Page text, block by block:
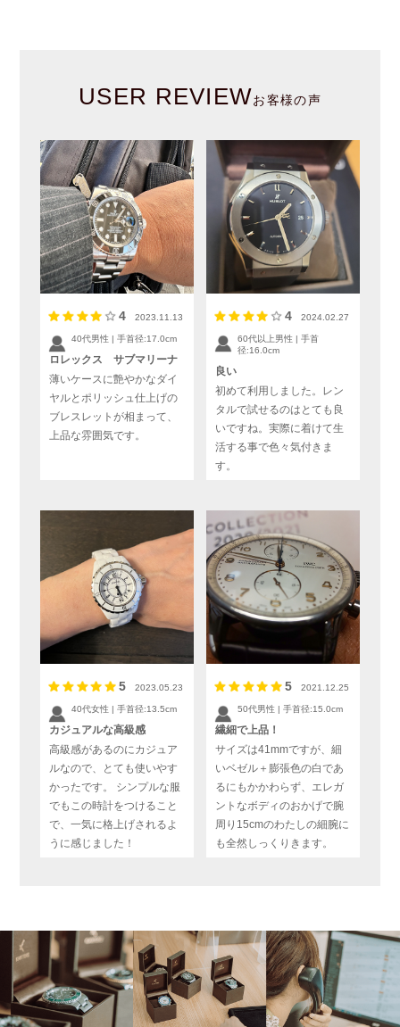
USER REVIEWお客様の声
4 2023.11.13
40代男性 | 手首径:17.0cm
ロレックス サブマリーナ
薄いケースに艶やかなダイ
ヤルとポリッシュ仕上げの
ブレスレットが相まって、
上品な雰囲気です。
4 2024.02.27
60代以上男性 | 手首
径:16.0cm
良い
初めて利用しました。レン
タルで試せるのはとても良
いですね。実際に着けて生
活する事で色々気付きま
す。
5 2023.05.23
40代女性 | 手首径:13.5cm
カジュアルな高級感
高級感があるのにカジュア
ルなので、とても使いやす
かったです。 シンプルな服
でもこの時計をつけること
で、一気に格上げされるよ
うに感じました！
5 2021.12.25
50代男性 | 手首径:15.0cm
繊細で上品！
サイズは41mmですが、細
いベゼル＋膨張色の白であ
るにもかかわらず、エレガ
ントなボディのおかげで腕
周り15cmのわたしの細腕に
も全然しっくりきます。